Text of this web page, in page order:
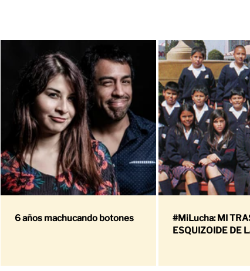
6 años machucando botones
#MiLucha: MI
ESQUIZOIDE DE